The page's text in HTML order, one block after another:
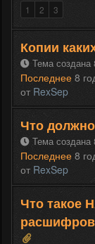
1 2 3
Копии
Тема создана
Последнее 8
от RexSep
Что
Тема создана
Последнее 8
от RexSep
Что такое